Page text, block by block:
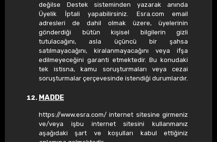
değilse Destek sisteminden yazarak anında
Üyelik İptali yapabilirsiniz. Esra.com email
adresleri de dahil olmak üzere, üyelerinin
gönderdiği bütün kişisel bilgilerin gizli
tutulacağını, asla üçüncü bir şahsa
satılmayacağını, kiralanmayacağını veya ifşa
edilmeyeceğini garanti etmektedir. Bu konudaki
tek istisna, kamu soruşturmaları veya cezai
soruşturmalar çerçevesinde istendiği durumlardır.
MADDE
https://www.esra.com/ internet sitesine girmeniz
ve/veya işbu internet sitesini kullanmanız
aşağıdaki şart ve koşulları kabul ettiğiniz